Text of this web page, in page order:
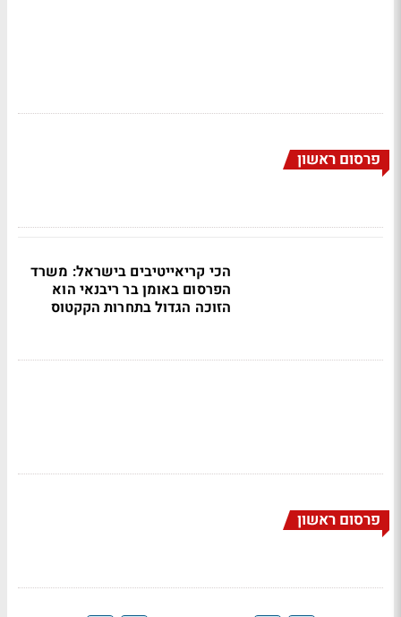
פרסום ראשון
הכי קריאייטיבים בישראל: משרד
הפרסום באומן בר ריבנאי הוא
הזוכה הגדול בתחרות הקקטוס
פרסום ראשון